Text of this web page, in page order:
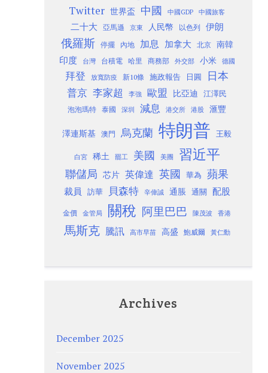
Twitter 世界盃 中國 中國GDP 中國旅客
二十大 亞馬遜 京東 人民幣 以色列 伊朗
俄羅斯 停擺 內地 加息 加拿大 北京
南韓
印度
台灣 台積電 哈里 商務部 外交部 小米 德國
拜登 放寬防疫 新10條 施政報告 日圓 日本
普京 李家超 李強 歐盟 比亞迪 江澤民
泡泡瑪特 泰國 深圳 減息 港交所 港股 滙豐
澤連斯基 澳門 烏克蘭 特朗普 王毅
白宮 稀土 罷工 美國 美團 習近平
聯儲局 芯片 英偉達 英國 華為 蘋果
裁員 訪華 貝森特 辛偉誠 通脹 通關 配股
金價 金管局 關稅 阿里巴巴 陳茂波 香港
馬斯克 騰訊 高市早苗 高盛 鮑威爾 黃仁勳
Archives
December 2025
November 2025